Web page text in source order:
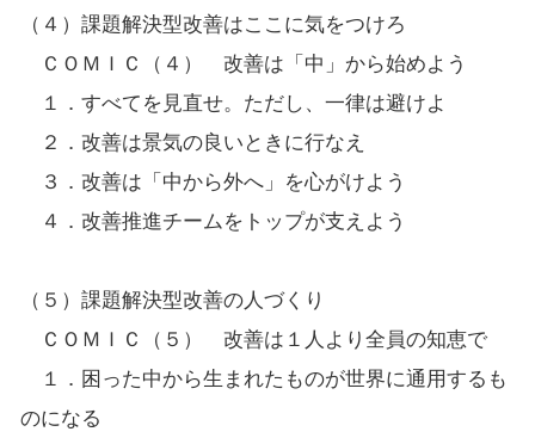
（４）課題解決型改善はここに気をつけろ
ＣＯＭＩＣ（４） 改善は「中」から始めよう
１．すべてを見直せ。ただし、一律は避けよ
２．改善は景気の良いときに行なえ
３．改善は「中から外へ」を心がけよう
４．改善推進チームをトップが支えよう
（５）課題解決型改善の人づくり
ＣＯＭＩＣ（５） 改善は１人より全員の知恵で
１．困った中から生まれたものが世界に通用するも
のになる